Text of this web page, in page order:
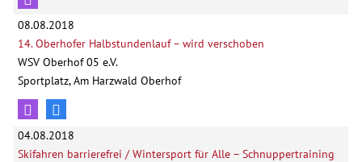
08.08.2018
14. Oberhofer Halbstundenlauf – wird verschoben
WSV Oberhof 05 e.V.
Sportplatz, Am Harzwald Oberhof
04.08.2018
Skifahren barrierefrei / Wintersport für Alle – Schnuppertraining